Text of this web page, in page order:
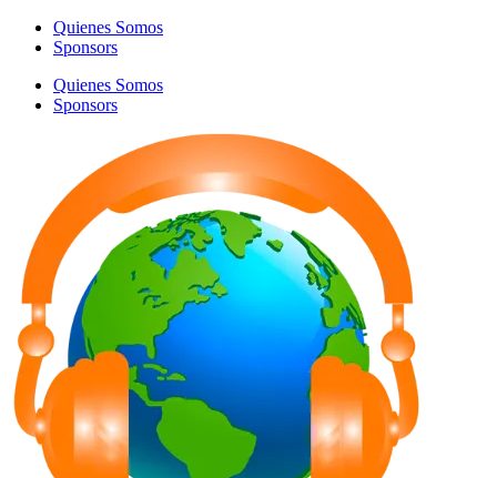
Quienes Somos
Sponsors
Quienes Somos
Sponsors